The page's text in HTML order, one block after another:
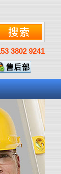
3802 9241